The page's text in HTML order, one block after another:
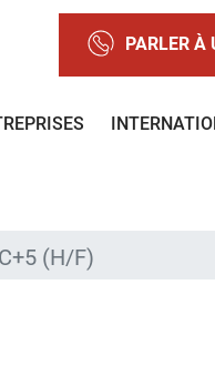
PARLER À
(H/F)